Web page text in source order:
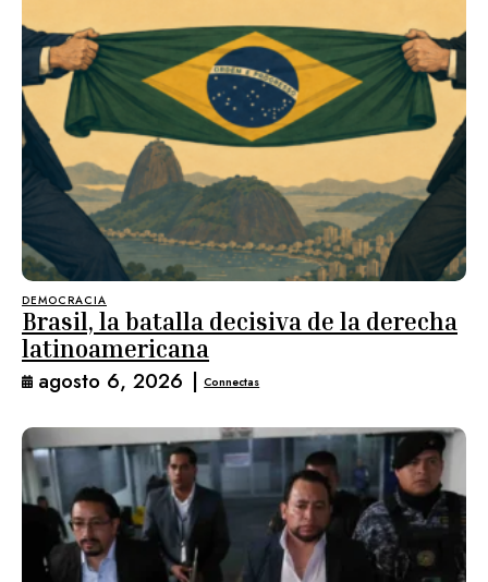
DEMOCRACIA
Brasil, la batalla decisiva de la derecha
latinoamericana
agosto 6, 2026 | Connectas